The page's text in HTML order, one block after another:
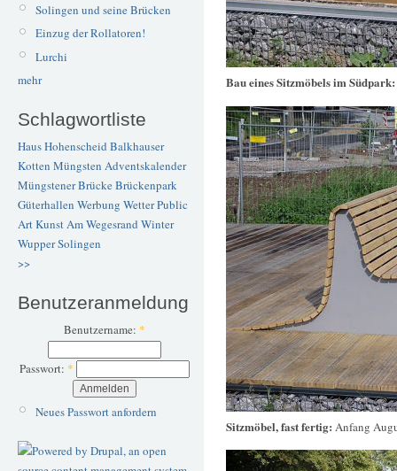
Solingen und seine Brücken
Einzug der Rollatoren!
Lurchi
mehr
Schlagwortliste
Haus Hohenscheid Balkhauser
Kotten Müngsten Adventskalender
Müngstener BrückeBrückenpark
Güterhallen Werbung WetterPublic
ArtKunstAm Wegesrand Winter
WupperSolingen
>>
Benutzeranmeldung
Benutzername: *
Passwort: *
Neues Passwort anfordern
Bau eines Sitzmöbels im Südpark:
Sitzmöbel, fast fertig: Anfang